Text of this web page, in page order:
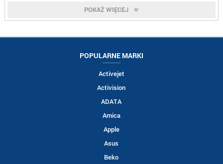
POKAŻ WIĘCEJ
POPULARNE MARKI
Activejet
Activision
ADATA
Amica
Apple
Asus
Beko